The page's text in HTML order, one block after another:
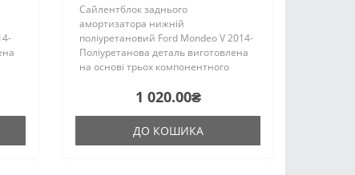
Сайлентблок заднього
амортизатора нижній
поліуретановий Ford Mondeo V 2014-
Поліуретанова деталь виготовлена
на основі трьох компонентного
виробництва Франції. Виріб має
оригінальні сайл..
1 020.00₴
ДО КОШИКА